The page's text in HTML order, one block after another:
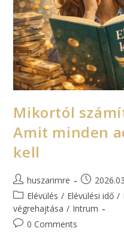
Mikortól
Amit minden
kell
huszarimre
Elévülés / Elévülési idő /
végrehajtása / Intrum
0 Comments